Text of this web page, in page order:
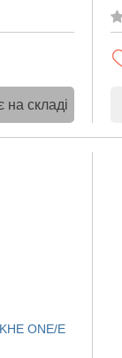
на складі
ONE/E